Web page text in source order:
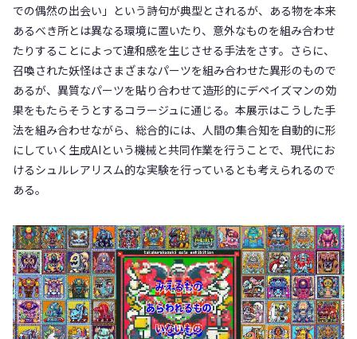
での偶然の出会い」という詩句が典型とされるが、ある物を本来
あるべき所とは異なる環境に置いたり、意外なものを組み合わせ
たりすることによって違和感を生じさせる手法をさす。さらに、
召喚された妖怪はさまざまなパーツを組み合わせた異形のもので
あるが、異質なパーツを貼り合わせて造形的にデペイズマンの効
果をもたらそうとするコラージュに通じる。本展示はこうした手
法を組み合わせながら、総合的には、人間の集合知を自動的に形
にしていく生成AIという機械と共同作業を行うことで、現代にお
けるシュルレアリスム的な実験を行っているとも考えられるので
ある。